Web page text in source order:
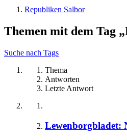
Republiken Salbor
Themen mit dem Tag
Suche nach Tags
Thema
Antworten
Letzte Antwort
Lewenborgbladet: